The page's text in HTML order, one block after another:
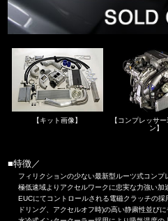
【キット画像】
【コンプレッサ
ン】
■特徴／
フィリクションの少ない最新型ルーツ式コンプ
極低速域よりアクセルワークに忠実な力強い加
EUCにてコントロールされる電磁クラッチの
ドリング、アクセルオフ時)の高い静粛性並びに